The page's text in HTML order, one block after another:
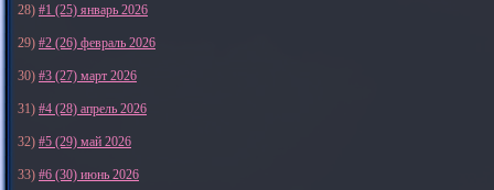
28) #1 (25) январь 2026
29) #2 (26) февраль 2026
30) #3 (27) март 2026
31) #4 (28) апрель 2026
32) #5 (29) май 2026
33) #6 (30) июнь 2026